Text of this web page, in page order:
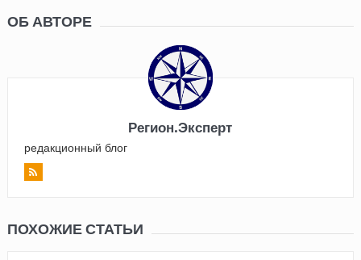
ОБ АВТОРЕ
Регион.Эксперт
редакционный блог
ПОХОЖИЕ СТАТЬИ